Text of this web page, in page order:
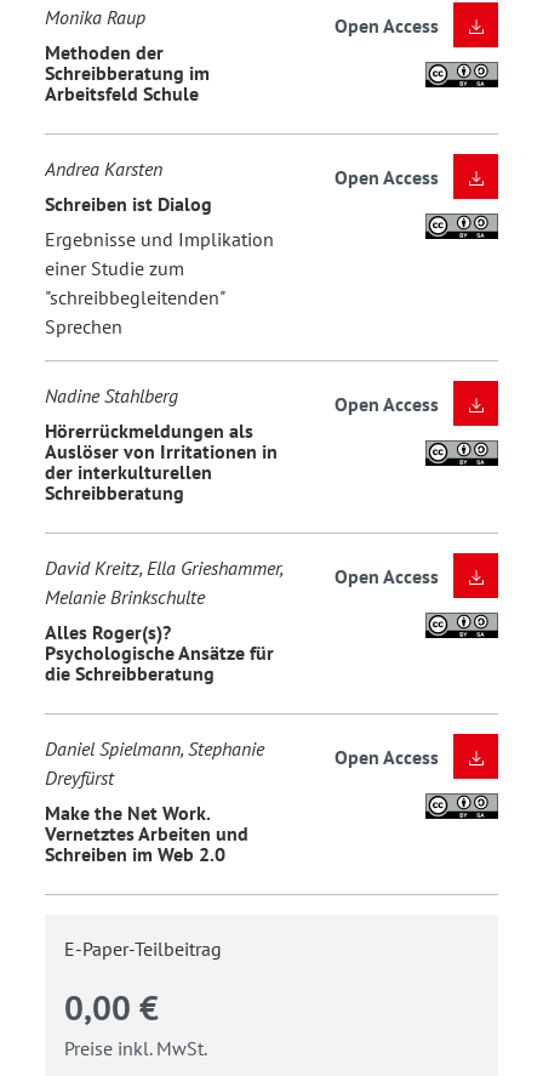
Monika Raup
Methoden der
Schreibberatung im
Arbeitsfeld Schule
Open Access
Andrea Karsten
Schreiben ist Dialog
Ergebnisse und Implikation
einer Studie zum
"schreibbegleitenden"
Sprechen
Open Access
Nadine Stahlberg
Hörerrückmeldungen als
Auslöser von Irritationen in
der interkulturellen
Schreibberatung
Open Access
David Kreitz, Ella Grieshammer,
Melanie Brinkschulte
Alles Roger(s)?
Psychologische Ansätze für
die Schreibberatung
Open Access
Daniel Spielmann, Stephanie
Dreyfürst
Make the Net Work.
Vernetztes Arbeiten und
Schreiben im Web 2.0
Open Access
E-Paper-Teilbeitrag
0,00 €
Preise inkl. MwSt.